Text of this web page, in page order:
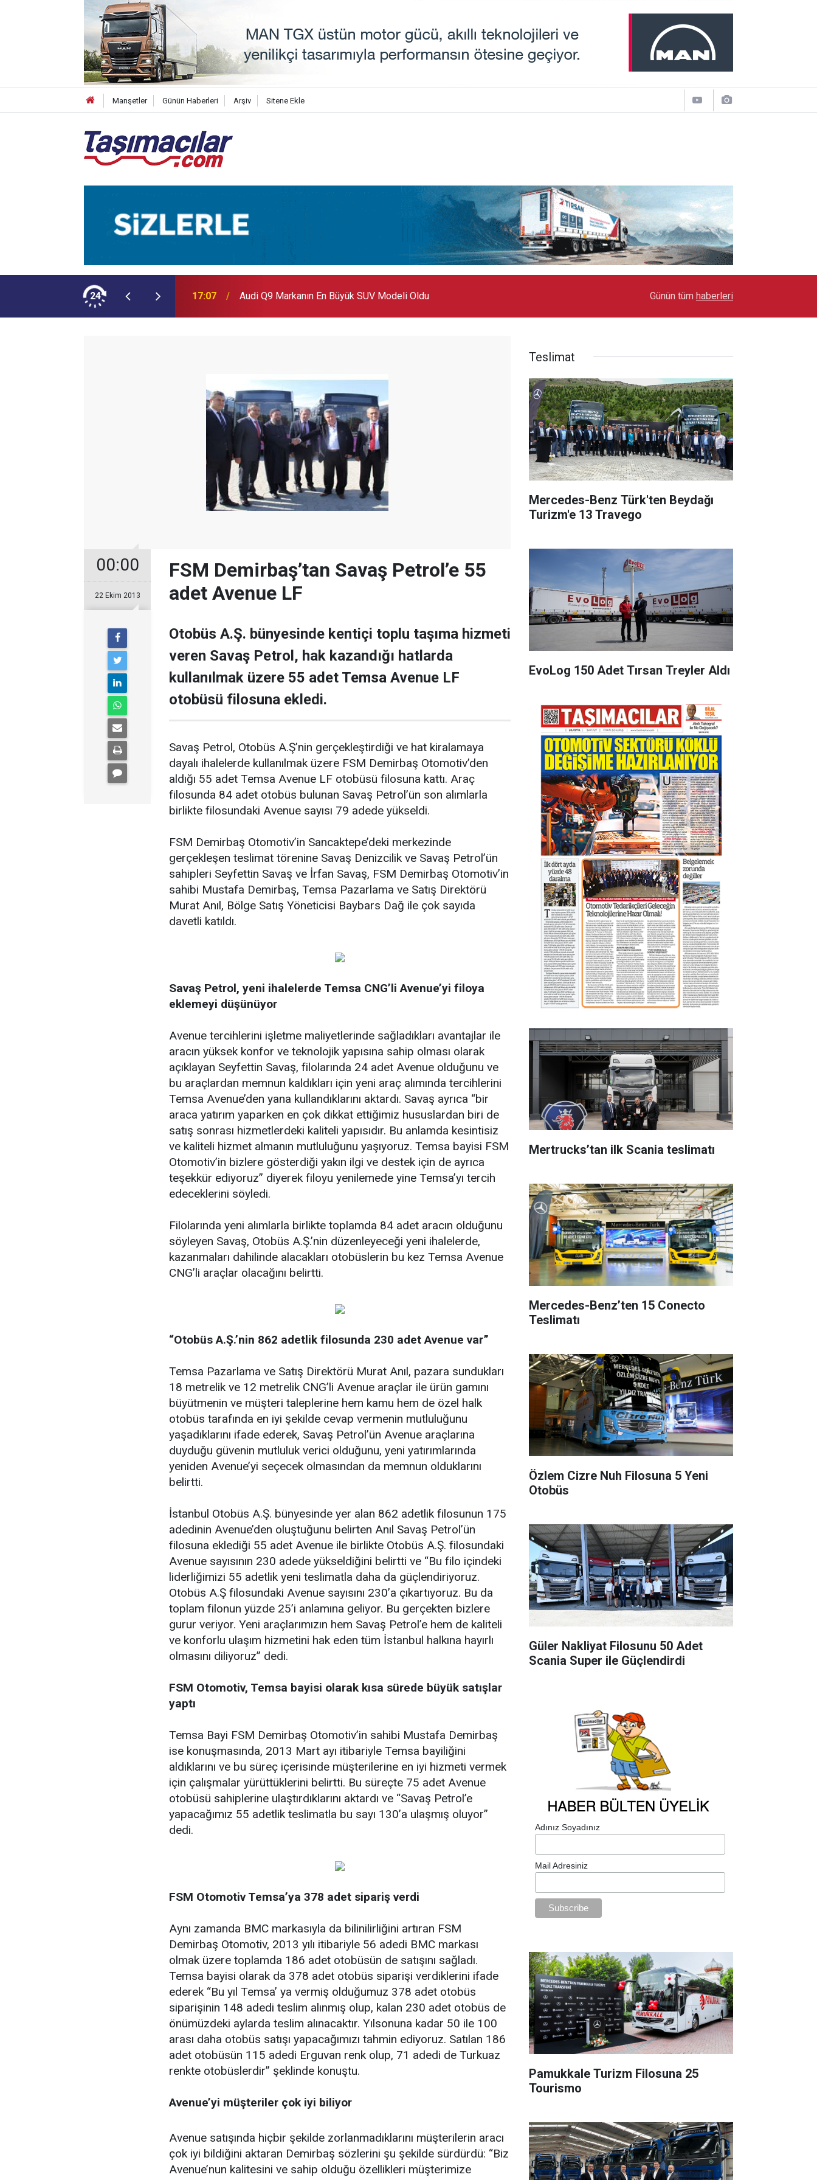
Manşetler Günün Haberleri Arşiv Sitene Ekle
24
NEOPLAN Skyliner Ekledi 17:07 Audi Q9 Markanın En Büyük SUV Modeli Oldu Toyota Otomotiv Sanayi Türkiye Üretime Ara
Günün tüm haberleri
00:00
22 Ekim 2013
FSM Demirbaş’tan Savaş Petrol’e 55
adet Avenue LF
Otobüs A.Ş. bünyesinde kentiçi toplu taşıma hizmeti
veren Savaş Petrol, hak kazandığı hatlarda
kullanılmak üzere 55 adet Temsa Avenue LF
otobüsü filosuna ekledi.
Savaş Petrol, Otobüs A.Ş’nin gerçekleştirdiği ve hat kiralamaya
dayalı ihalelerde kullanılmak üzere FSM Demirbaş Otomotiv’den
aldığı 55 adet Temsa Avenue LF otobüsü filosuna kattı. Araç
filosunda 84 adet otobüs bulunan Savaş Petrol’ün son alımlarla
birlikte filosundaki Avenue sayısı 79 adede yükseldi.
FSM Demirbaş Otomotiv’in Sancaktepe’deki merkezinde
gerçekleşen teslimat törenine Savaş Denizcilik ve Savaş Petrol’ün
sahipleri Seyfettin Savaş ve İrfan Savaş, FSM Demirbaş Otomotiv’in
sahibi Mustafa Demirbaş, Temsa Pazarlama ve Satış Direktörü
Murat Anıl, Bölge Satış Yöneticisi Baybars Dağ ile çok sayıda
davetli katıldı.
Savaş Petrol, yeni ihalelerde Temsa CNG’li Avenue’yi filoya
eklemeyi düşünüyor
Avenue tercihlerini işletme maliyetlerinde sağladıkları avantajlar ile
aracın yüksek konfor ve teknolojik yapısına sahip olması olarak
açıklayan Seyfettin Savaş, filolarında 24 adet Avenue olduğunu ve
bu araçlardan memnun kaldıkları için yeni araç alımında tercihlerini
Temsa Avenue’den yana kullandıklarını aktardı. Savaş ayrıca “bir
araca yatırım yaparken en çok dikkat ettiğimiz hususlardan biri de
satış sonrası hizmetlerdeki kaliteli yapısıdır. Bu anlamda kesintisiz
ve kaliteli hizmet almanın mutluluğunu yaşıyoruz. Temsa bayisi FSM
Otomotiv’in bizlere gösterdiği yakın ilgi ve destek için de ayrıca
teşekkür ediyoruz” diyerek filoyu yenilemede yine Temsa’yı tercih
edeceklerini söyledi.
Filolarında yeni alımlarla birlikte toplamda 84 adet aracın olduğunu
söyleyen Savaş, Otobüs A.Ş.’nin düzenleyeceği yeni ihalelerde,
kazanmaları dahilinde alacakları otobüslerin bu kez Temsa Avenue
CNG’li araçlar olacağını belirtti.
“Otobüs A.Ş.’nin 862 adetlik filosunda 230 adet Avenue var”
Temsa Pazarlama ve Satış Direktörü Murat Anıl, pazara sundukları
18 metrelik ve 12 metrelik CNG’li Avenue araçlar ile ürün gamını
büyütmenin ve müşteri taleplerine hem kamu hem de özel halk
otobüs tarafında en iyi şekilde cevap vermenin mutluluğunu
yaşadıklarını ifade ederek, Savaş Petrol’ün Avenue araçlarına
duyduğu güvenin mutluluk verici olduğunu, yeni yatırımlarında
yeniden Avenue’yi seçecek olmasından da memnun olduklarını
belirtti.
İstanbul Otobüs A.Ş. bünyesinde yer alan 862 adetlik filosunun 175
adedinin Avenue’den oluştuğunu belirten Anıl Savaş Petrol’ün
filosuna eklediği 55 adet Avenue ile birlikte Otobüs A.Ş. filosundaki
Avenue sayısının 230 adede yükseldiğini belirtti ve “Bu filo içindeki
liderliğimizi 55 adetlik yeni teslimatla daha da güçlendiriyoruz.
Otobüs A.Ş filosundaki Avenue sayısını 230’a çıkartıyoruz. Bu da
toplam filonun yüzde 25’i anlamına geliyor. Bu gerçekten bizlere
gurur veriyor. Yeni araçlarımızın hem Savaş Petrol’e hem de kaliteli
ve konforlu ulaşım hizmetini hak eden tüm İstanbul halkına hayırlı
olmasını diliyoruz” dedi.
FSM Otomotiv, Temsa bayisi olarak kısa sürede büyük satışlar
yaptı
Temsa Bayi FSM Demirbaş Otomotiv’in sahibi Mustafa Demirbaş
ise konuşmasında, 2013 Mart ayı itibariyle Temsa bayiliğini
aldıklarını ve bu süreç içerisinde müşterilerine en iyi hizmeti vermek
için çalışmalar yürüttüklerini belirtti. Bu süreçte 75 adet Avenue
otobüsü sahiplerine ulaştırdıklarını aktardı ve “Savaş Petrol’e
yapacağımız 55 adetlik teslimatla bu sayı 130’a ulaşmış oluyor”
dedi.
FSM Otomotiv Temsa’ya 378 adet sipariş verdi
Aynı zamanda BMC markasıyla da bilinilirliğini artıran FSM
Demirbaş Otomotiv, 2013 yılı itibariyle 56 adedi BMC markası
olmak üzere toplamda 186 adet otobüsün de satışını sağladı.
Temsa bayisi olarak da 378 adet otobüs siparişi verdiklerini ifade
ederek “Bu yıl Temsa’ ya vermiş olduğumuz 378 adet otobüs
siparişinin 148 adedi teslim alınmış olup, kalan 230 adet otobüs de
önümüzdeki aylarda teslim alınacaktır. Yılsonuna kadar 50 ile 100
arası daha otobüs satışı yapacağımızı tahmin ediyoruz. Satılan 186
adet otobüsün 115 adedi Erguvan renk olup, 71 adedi de Turkuaz
renkte otobüslerdir” şeklinde konuştu.
Avenue’yi müşteriler çok iyi biliyor
Avenue satışında hiçbir şekilde zorlanmadıklarını müşterilerin aracı
çok iyi bildiğini aktaran Demirbaş sözlerini şu şekilde sürdürdü: “Biz
Avenue’nun kalitesini ve sahip olduğu özellikleri müşterimize
Teslimat
Mercedes-Benz Türk'ten Beydağı
Turizm'e 13 Travego
EvoLog 150 Adet Tırsan Treyler Aldı
Mertrucks’tan ilk Scania teslimatı
Mercedes-Benz’ten 15 Conecto
Teslimatı
Özlem Cizre Nuh Filosuna 5 Yeni
Otobüs
Güler Nakliyat Filosunu 50 Adet
Scania Super ile Güçlendirdi
Adınız Soyadınız
Mail Adresiniz
Pamukkale Turizm Filosuna 25
Tourismo